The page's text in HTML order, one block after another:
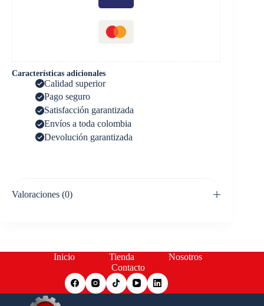
Características adicionales
Calidad superior
Pago seguro
Satisfacción garantizada
Envíos a toda colombia
Devolución garantizada
Valoraciones (0)
Inicio Tienda
Nosotros
Contacto